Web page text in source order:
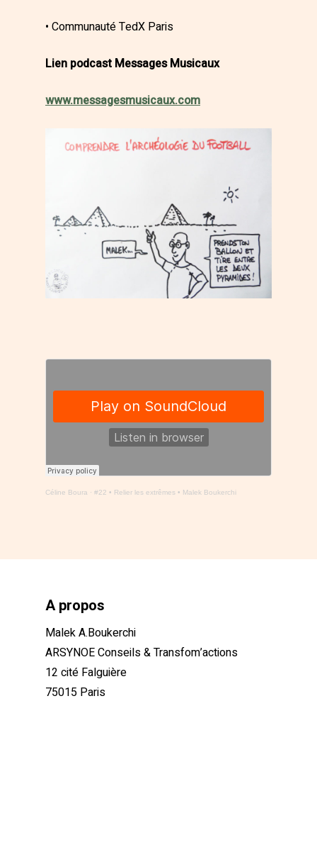
• Communauté TedX Paris
Lien podcast Messages Musicaux
www.messagesmusicaux.com
Céline Boura · #22 • Relier les extrêmes • Malek Boukerchi
A propos
Malek A.Boukerchi
ARSYNOE Conseils & Transfom’actions
12 cité Falguière
75015 Paris